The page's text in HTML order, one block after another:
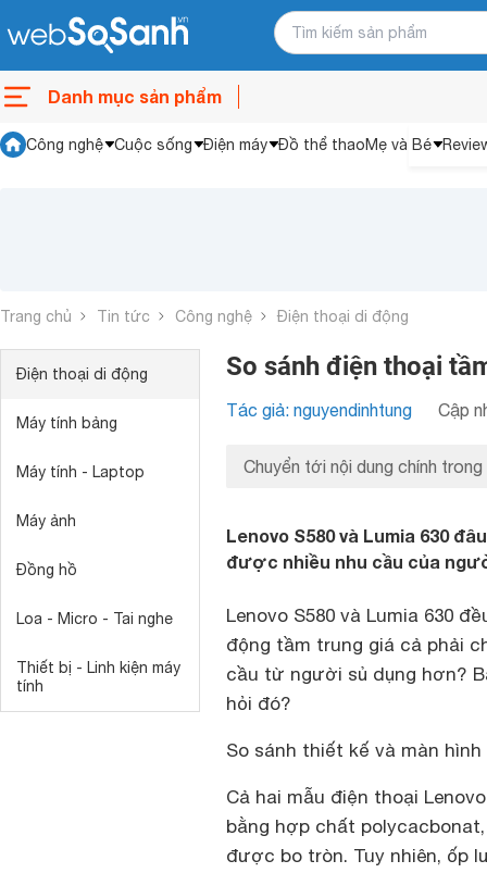
Danh mục sản phẩm
Công nghệ Cuộc sống Điện máy Đồ thể thaoMẹ và Bé
Trang chủ Tin tức Công nghệ Điện thoại di động
Điện thoại di động
Máy tính bảng
Máy tính - Laptop
Máy ảnh
Đồng hồ
Loa - Micro - Tai nghe
Thiết bị - Linh kiện máy
tính
So sánh điện thoại
Tác giả: nguyendinhtung Cập
Chuyển tới nội dung chính trong
Lenovo S580 và Lumia 630
được nhiều nhu cầu của
Lenovo S580 và Lumia 630
động tầm trung giá cả phải
cầu từ người sủ dụng hơn?
hỏi đó?
So sánh thiết kế và màn hình
Cả hai mẫu điện thoại
bằng hợp chất
được bo tròn. Tuy nhiên, ốp